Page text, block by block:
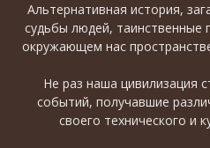
Альтернативная история,
судьбы людей, таинственные
окружающем нас
Не раз наша цивилизация
событий, получавшие
своего технического и